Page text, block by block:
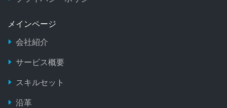
メインページ
会社紹介
サービス概要
スキルセット
沿革